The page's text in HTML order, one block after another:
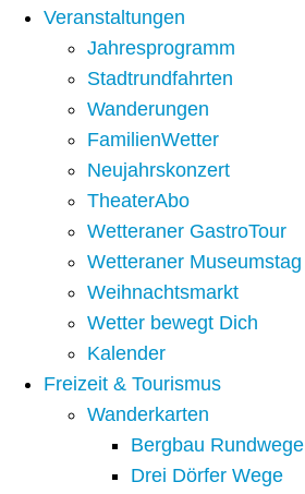
Veranstaltungen
Jahresprogramm
Stadtrundfahrten
Wanderungen
FamilienWetter
Neujahrskonzert
TheaterAbo
Wetteraner GastroTour
Wetteraner Museumstag
Weihnachtsmarkt
Wetter bewegt Dich
Kalender
Freizeit & Tourismus
Wanderkarten
Bergbau Rundwege
Drei Dörfer Wege